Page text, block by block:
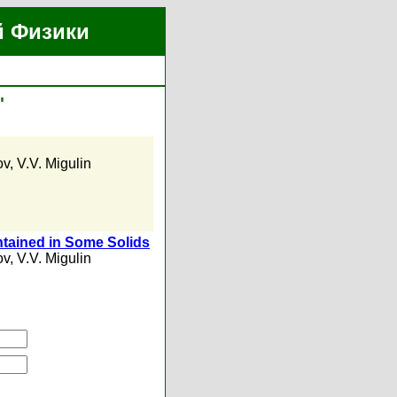
Физики
, V.V. Migulin
in Some Solids
, V.V. Migulin